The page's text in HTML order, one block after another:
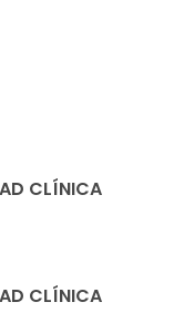
CLÍNICA
CLÍNICA